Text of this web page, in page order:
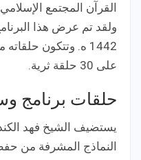
القرآن المجتمع
ولقد تم عرض هذا
1442 ه. وتتكون
على 30 حلقة ثرية.
حلقات برنامج
يستضيف الشيخ فهد
النماذج المشرفة من